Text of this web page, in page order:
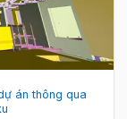
án thông qua